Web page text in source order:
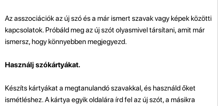
Az asszociációk az új szó és a már ismert szavak vagy képek közötti
kapcsolatok. Próbáld meg az új szót olyasmivel társítani, amit már
ismersz, hogy könnyebben megjegyezd.
Használj szókártyákat.
Készíts kártyákat a megtanulandó szavakkal, és használd őket
ismétléshez. A kártya egyik oldalára írd fel az új szót, a másikra